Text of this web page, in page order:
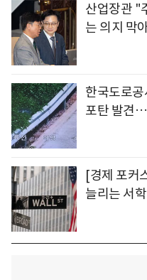
산업장관 "
는 의지 막
한국도로
포탄 발견
[경제 포커
늘리는 서학